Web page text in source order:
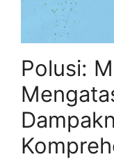
Polusi: